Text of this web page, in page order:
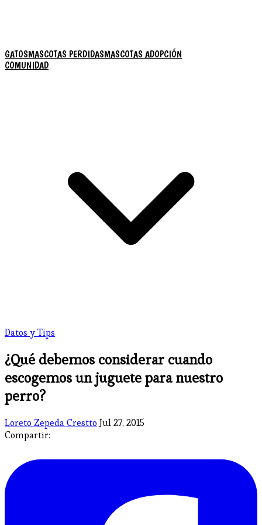
GATOSMASCOTAS PERDIDASMASCOTAS ADOPCIÓN
COMUNIDAD
Datos y Tips
¿Qué debemos considerar cuando
escogemos un juguete para nuestro
perro?
Loreto Zepeda Crestto Jul 27, 2015
Compartir: